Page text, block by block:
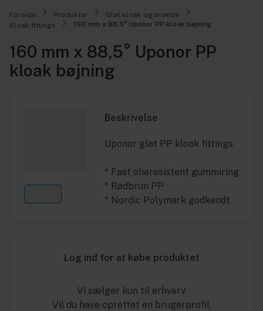
Forside Produkter
Glat kloak og brønde
Kloak fittings
160 mm x 88,5° Uponor PP kloak bøjning
160 mm x 88,5° Uponor PP
kloak bøjning
Beskrivelse
Uponor glat PP kloak fittings
* Fast olieresistent gummiring
* Rødbrun PP
* Nordic Polymark godkendt
Log ind for at købe produktet
Vi sælger kun til erhverv.
Vil du have oprettet en brugerprofil,